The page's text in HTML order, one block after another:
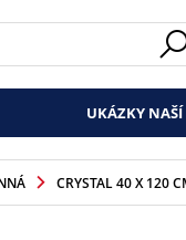
UKÁZKY NAŠÍ
CRYSTAL 40 X 120